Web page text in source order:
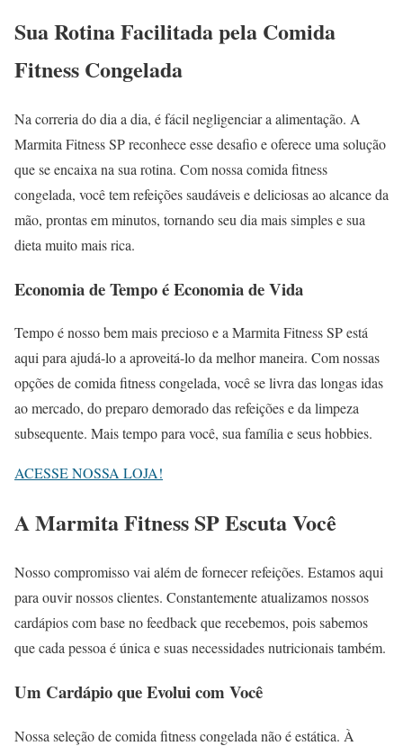
Sua Rotina Facilitada pela Comida
Fitness Congelada
Na correria do dia a dia, é fácil negligenciar a alimentação. A
Marmita Fitness SP reconhece esse desafio e oferece uma solução
que se encaixa na sua rotina. Com nossa comida fitness
congelada, você tem refeições saudáveis e deliciosas ao alcance da
mão, prontas em minutos, tornando seu dia mais simples e sua
dieta muito mais rica.
Economia de Tempo é Economia de Vida
Tempo é nosso bem mais precioso e a Marmita Fitness SP está
aqui para ajudá-lo a aproveitá-lo da melhor maneira. Com nossas
opções de comida fitness congelada, você se livra das longas idas
ao mercado, do preparo demorado das refeições e da limpeza
subsequente. Mais tempo para você, sua família e seus hobbies.
ACESSE NOSSA LOJA!
A Marmita Fitness SP Escuta Você
Nosso compromisso vai além de fornecer refeições. Estamos aqui
para ouvir nossos clientes. Constantemente atualizamos nossos
cardápios com base no feedback que recebemos, pois sabemos
que cada pessoa é única e suas necessidades nutricionais também.
Um Cardápio que Evolui com Você
Nossa seleção de comida fitness congelada não é estática. À